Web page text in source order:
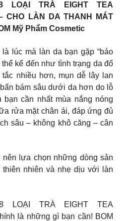
LOẠI TRÀ EIGHT TEA
CHO LÀN DA THANH MÁT
Mỹ Phẩm Cosmetic
lúc mà làn da bạn gặp “báo
kể đến như tình trạng da đổ
nhiều hơn, mụn dễ lây lan
bám sâu dưới da hơn do lỗ
cần nhất mùa nắng nóng
rửa mặt chân ái, đáp ứng đủ
sâu – không khô căng – cân
nên lựa chọn những dòng sản
thiên nhiên và nhẹ dịu với làn
LOẠI TRÀ EIGHT TEA
là những gì bạn cần! BOM